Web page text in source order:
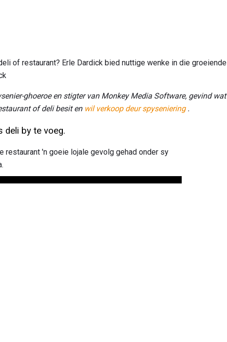
of restaurant? Erle Dardick bied nuttige wenke in die groeiende
ghoeroe en stigter van Monkey Media Software, gevind wat
of deli besit en wil verkoop deur spyseniering.
deli by te voeg.
restaurant 'n goeie lojale gevolg gehad onder sy